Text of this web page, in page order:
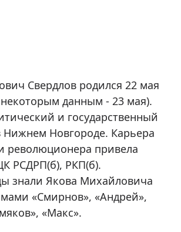
Свердлов родился 22 мая
некоторым данным - 23 мая).
и государственный
Нижнем Новгороде. Карьера
революционера привела
РСДРП(б), РКП(б).
знали Якова Михайловича
«Смирнов», «Андрей»,
«Макс».